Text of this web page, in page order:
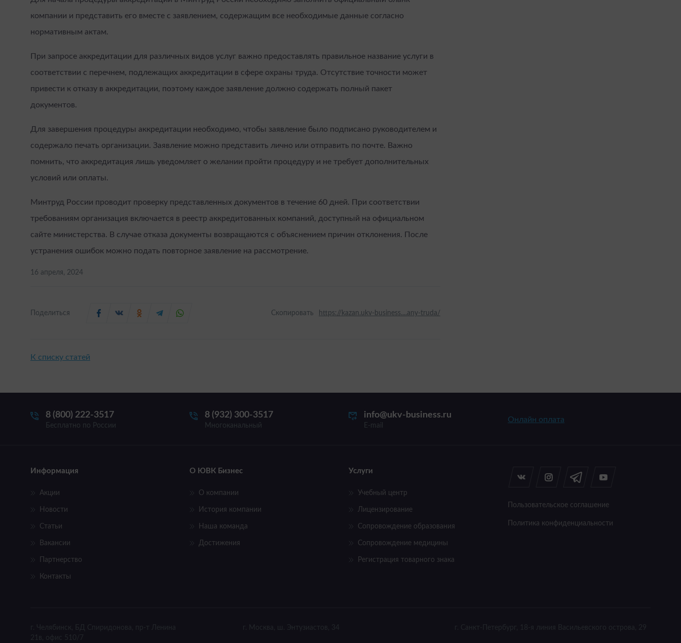
компании и представить его вместе с заявлением, содержащим все необходимые данные согласно
нормативным актам.
При запросе аккредитации для различных видов услуг важно предоставлять правильное название услуги в
соответствии с перечнем, подлежащих аккредитации в сфере охраны труда. Отсутствие точности может
привести к отказу в аккредитации, поэтому каждое заявление должно содержать полный пакет
документов.
Для завершения процедуры аккредитации необходимо, чтобы заявление было подписано руководителем и
содержало печать организации. Заявление можно представить лично или отправить по почте. Важно
помнить, что аккредитация лишь уведомляет о желании пройти процедуру и не требует дополнительных
условий или оплаты.
Минтруд России проводит проверку представленных документов в течение 60 дней. При соответствии
требованиям организация включается в реестр аккредитованных компаний, доступный на официальном
сайте министерства. В случае отказа документы возвращаются с объяснением причин отклонения. После
устранения ошибок можно подать повторное заявление на рассмотрение.
16 апреля, 2024
Поделиться Скопировать https://kazan.ukv-business....any-truda/
К списку статей
8 (800) 222-3517
Бесплатно по России
8 (932) 300-3517
Многоканальный
info@ukv-business.ru
E-mail
Онлайн оплата
Информация
Акции
Новости
Статьи
Вакансии
Партнерство
Контакты
О ЮВК Бизнес
О компании
История компании
Наша команда
Достижения
Услуги
Учебный центр
Лицензирование
Сопровождение образования
Сопровождение медицины
Регистрация товарного знака
Пользовательское соглашение
Политика конфиденциальности